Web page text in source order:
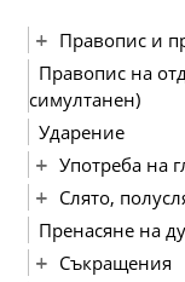
Правопис и
Правопис на
симултанен)
Ударение
Употреба на
Слято,
Пренасяне на
Съкращения